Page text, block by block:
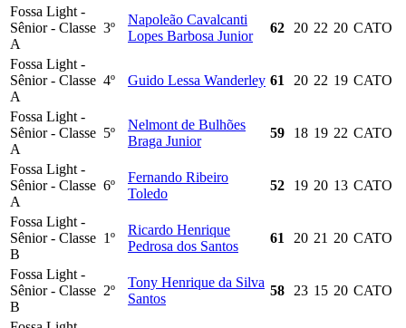
Fossa Light -
Sênior - Classe
A
3º
Napoleão Cavalcanti
Lopes Barbosa Junior
62 20 22 20 CATO
Fossa Light -
Sênior - Classe
A
4º Guido Lessa Wanderley 61 20 22 19 CATO
Fossa Light -
Sênior - Classe
A
5º
Nelmont de Bulhões
Braga Junior
59 18 19 22 CATO
Fossa Light -
Sênior - Classe
A
6º
Fernando Ribeiro
Toledo
52 19 20 13 CATO
Fossa Light -
Sênior - Classe
B
1º
Ricardo Henrique
Pedrosa dos Santos
61 20 21 20 CATO
Fossa Light -
Sênior - Classe
B
2º
Tony Henrique da Silva
Santos
58 23 15 20 CATO